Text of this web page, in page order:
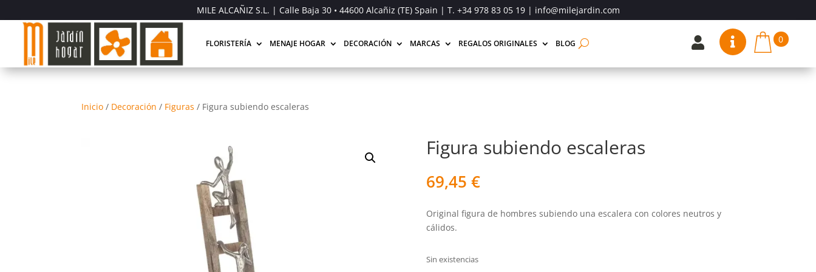
MILE ALCAÑIZ S.L. | Calle Baja 30 • 44600 Alcañiz (TE) Spain | T. +34 978 83 05 19| info@milejardin.com
FLORISTERÍA MENAJE HOGAR DECORACIÓN MARCAS REGALOS ORIGINALES BLOG   0
Inicio / Decoración / Figuras / Figura subiendo escaleras
Figura subiendo escaleras
69,45 €
Original figura de hombres subiendo una escalera con colores neutros y
cálidos.
Sin existencias